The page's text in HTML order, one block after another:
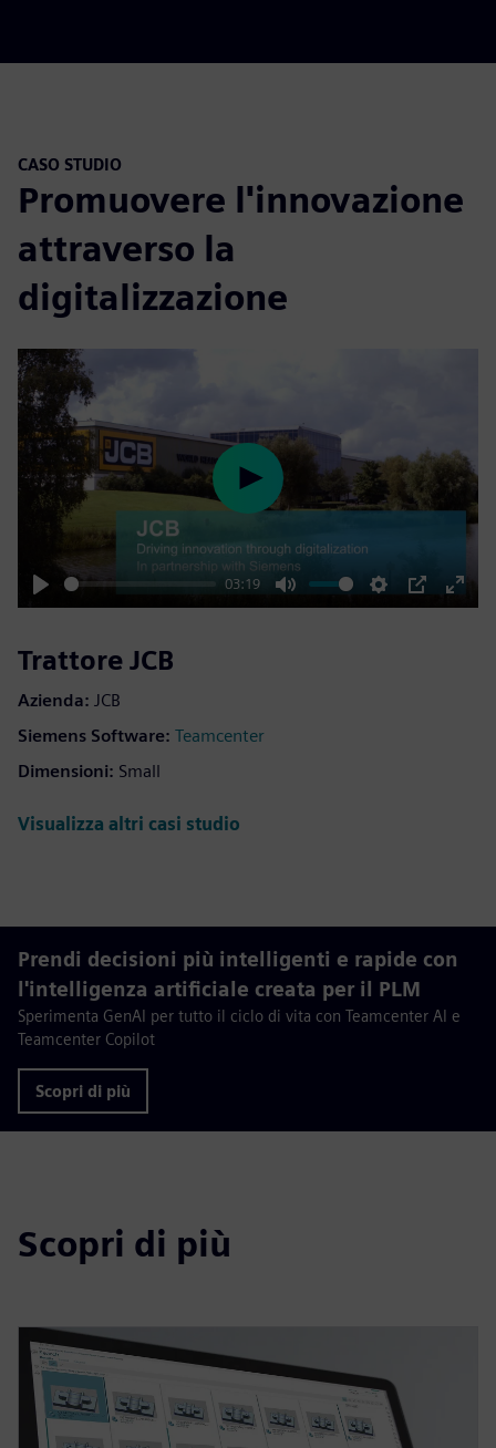
CASO STUDIO
Promuovere l'innovazione
attraverso la
digitalizzazione
Play
03:19
Mute Settings
PIP
Enter
Play
Trattore JCB
Azienda: JCB
Siemens Software: Teamcenter
Dimensioni: Small
Visualizza altri casi studio
Prendi decisioni più intelligenti e rapide con
l'intelligenza artificiale creata per il PLM
Sperimenta GenAI per tutto il ciclo di vita con Teamcenter AI e
Teamcenter Copilot
Scopri di più
Scopri di più